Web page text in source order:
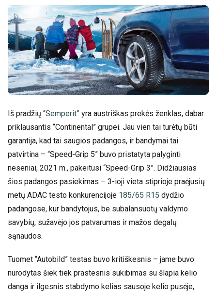
Iš pradžių “Semperit” yra austriškas prekės ženklas, dabar
priklausantis “Continental” grupei. Jau vien tai turėtų būti
garantija, kad tai saugios padangos, ir bandymai tai
patvirtina – “Speed-Grip 5” buvo pristatyta palyginti
neseniai, 2021 m., pakeitusi “Speed-Grip 3”. Didžiausias
šios padangos pasiekimas – 3-ioji vieta stiprioje praėjusių
metų ADAC testo konkurencijoje 185/65 R15 dydžio
padangose, kur bandytojus, be subalansuotų valdymo
savybių, sužavėjo jos patvarumas ir mažos degalų
sąnaudos.
Tuomet “Autobild” testas buvo kritiškesnis – jame buvo
nurodytas šiek tiek prastesnis sukibimas su šlapia kelio
danga ir ilgesnis stabdymo kelias sausoje kelio pusėje,